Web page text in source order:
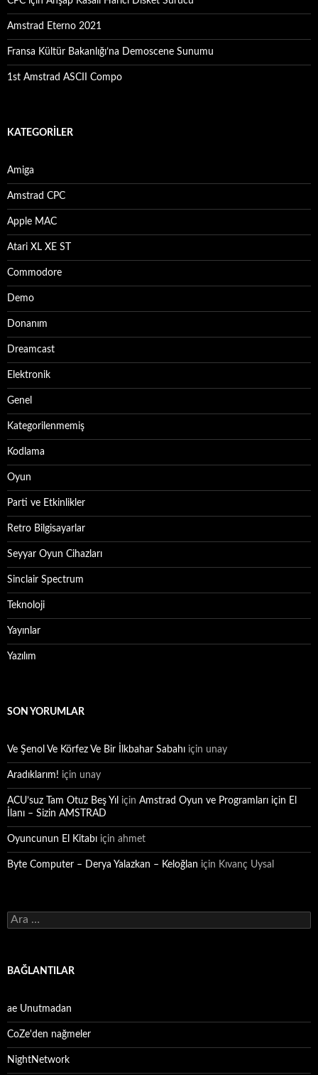
Amstrad Eterno 2021
Fransa Kültür Bakanlığı’na Demoscene Sunumu
1st Amstrad ASCII Compo
KATEGORILER
Amiga
Amstrad CPC
Apple MAC
Atari XL XE ST
Commodore
Demo
Donanım
Dreamcast
Elektronik
Genel
Kategorilenmemiş
Kodlama
Oyun
Parti ve Etkinlikler
Retro Bilgisayarlar
Seyyar Oyun Cihazları
Sinclair Spectrum
Teknoloji
Yayınlar
Yazılım
SON YORUMLAR
Ve Şenol Ve Körfez Ve Bir İlkbahar Sabahı için unay
Aradıklarım! için unay
ACU’suz Tam Otuz Beş Yıl için Amstrad Oyun ve Programları için El
İlanı – Sizin AMSTRAD
Oyuncunun El Kitabı için ahmet
Byte Computer – Derya Yalazkan – Keloğlan için Kıvanç Uysal
Arama:
BAĞLANTILAR
ae Unutmadan
CoZe'den nağmeler
NightNetwork